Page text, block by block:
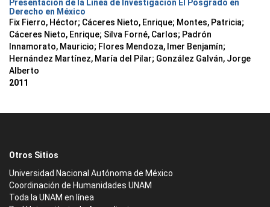
Presentación de la Línea de Investigación El Posgrado en
Derecho en México
Fix Fierro, Héctor; Cáceres Nieto, Enrique; Montes, Patricia;
Cáceres Nieto, Enrique; Silva Forné, Carlos; Padrón
Innamorato, Mauricio; Flores Mendoza, Imer Benjamín;
Hernández Martínez, María del Pilar; González Galván, Jorge
Alberto
2011
Otros Sitios
Universidad Nacional Autónoma de México
Coordinación de Humanidades UNAM
Toda la UNAM en línea